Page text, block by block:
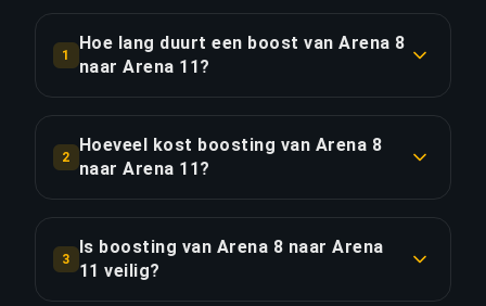
1
Hoe lang duurt een boost van Arena 8
naar Arena 11?
doorgaans 6-12 uur. Met Priority Order is de
levering ongeveer 25% sneller.
2
Hoeveel kost boosting van Arena 8
naar Arena 11?
€39.66 voor de standaardoptie. Priority Order
kost €47.59, en het Full Package met streaming
3
Is boosting van Arena 8 naar Arena
11 veilig?